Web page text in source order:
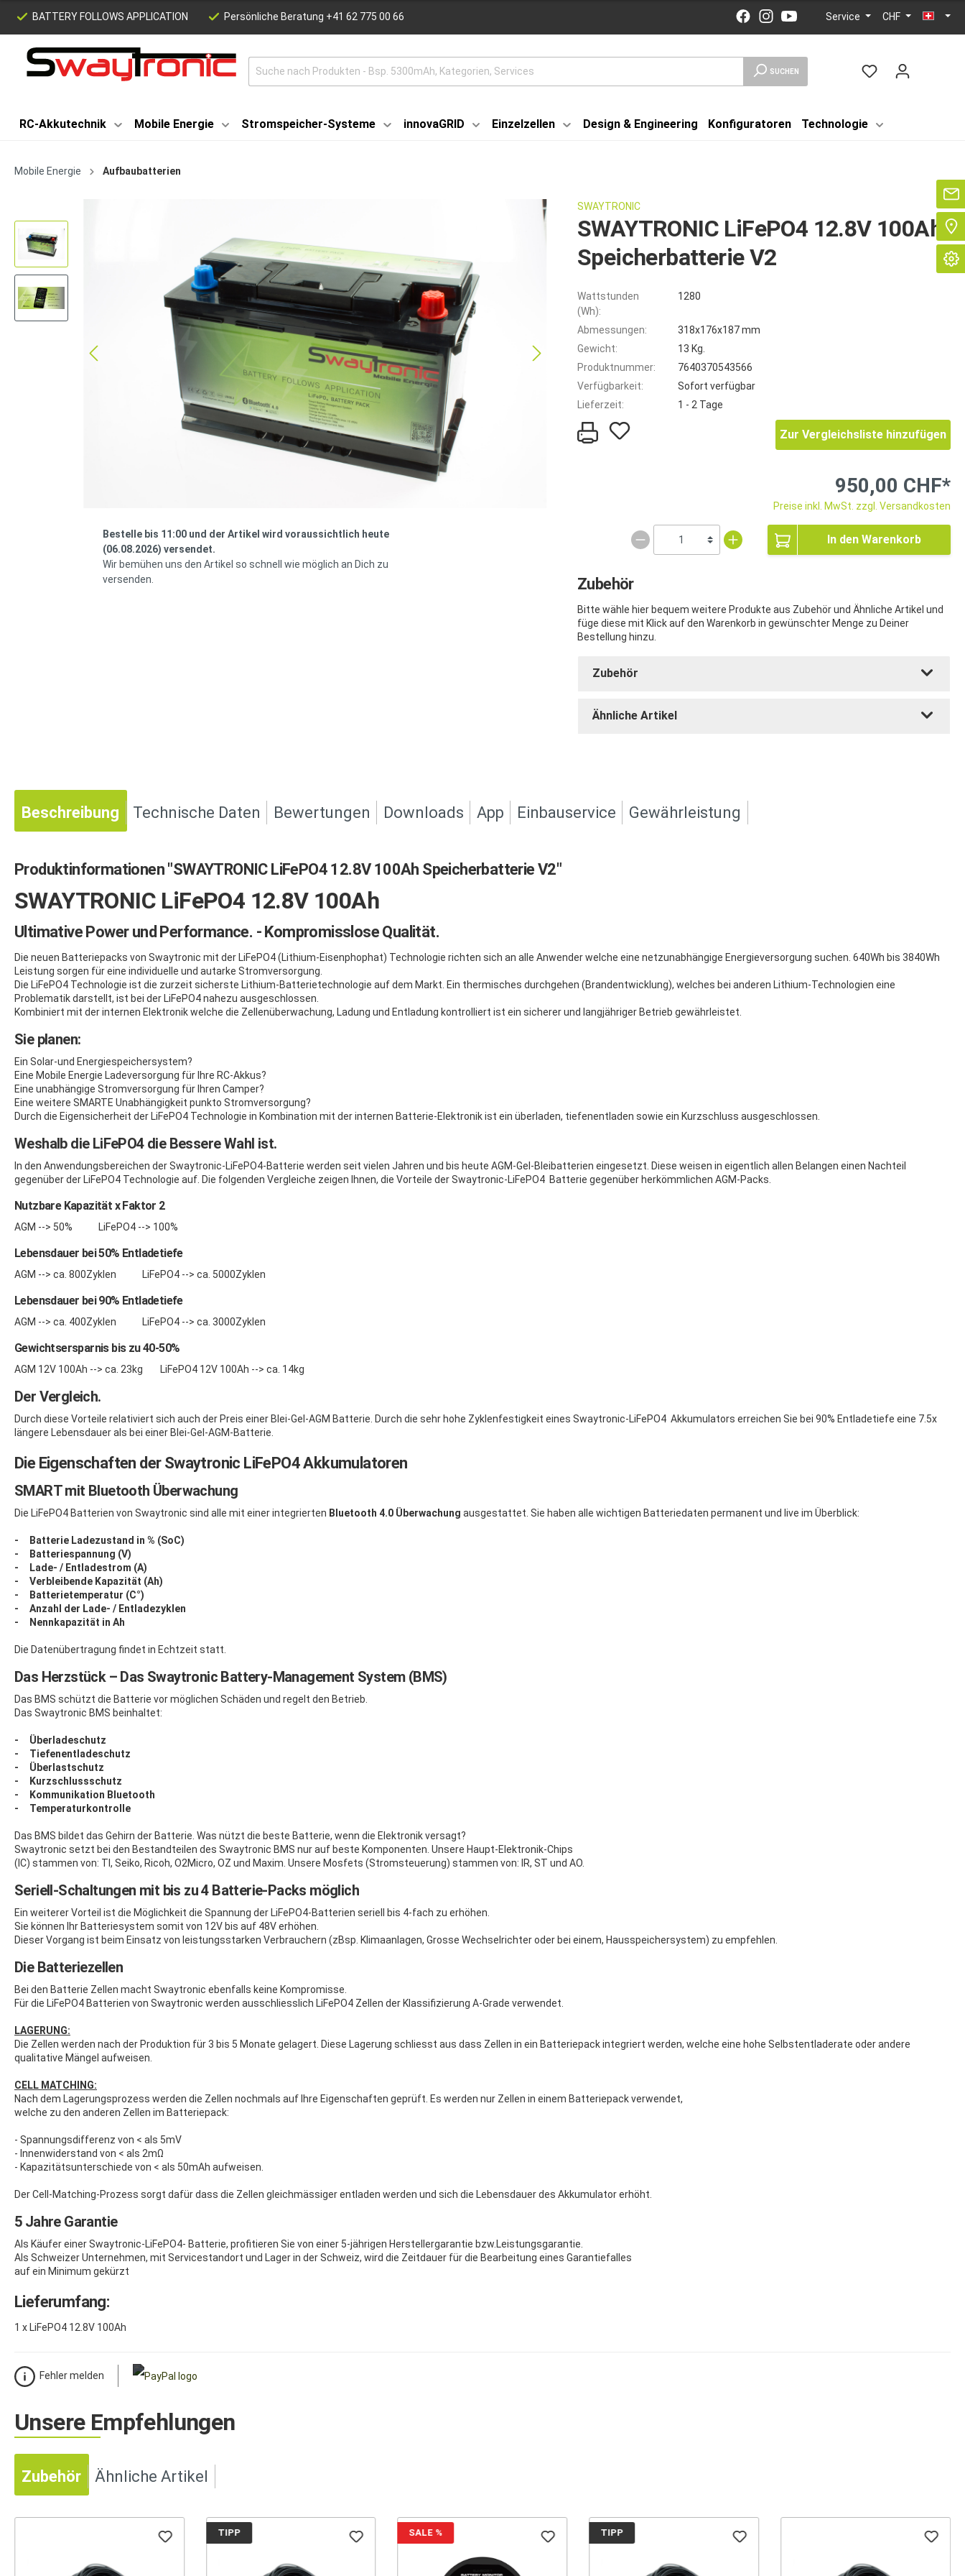
BATTERY FOLLOWS APPLICATION Persönliche Beratung +41 62 775 00 66 Service CHF
SUCHEN
RC-Akkutechnik Mobile Energie Stromspeicher-Systeme innovaGRID Einzelzellen Design & Engineering Konfiguratoren Technologie
Mobile Energie Aufbaubatterien
Bestelle bis 11:00 und der Artikel wird voraussichtlich heute
(06.08.2026) versendet.
Wir bemühen uns den Artikel so schnell wie möglich an Dich zu
versenden.
SWAYTRONIC
SWAYTRONIC LiFePO4 12.8V 100Ah
Speicherbatterie V2
Wattstunden
(Wh):
1280
Abmessungen:
318x176x187 mm
Gewicht:
13 Kg.
Produktnummer:
7640370543566
Verfügbarkeit:
Sofort verfügbar
Lieferzeit:
1 - 2 Tage
Zur Vergleichsliste hinzufügen
950,00 CHF*
Preise inkl. MwSt. zzgl. Versandkosten
In den Warenkorb
Zubehör
Bitte wähle hier bequem weitere Produkte aus Zubehör und Ähnliche Artikel und
füge diese mit Klick auf den Warenkorb in gewünschter Menge zu Deiner
Bestellung hinzu.
Zubehör
Ähnliche Artikel
Beschreibung Technische Daten Bewertungen Downloads App Einbauservice Gewährleistung
Produktinformationen "SWAYTRONIC LiFePO4 12.8V 100Ah Speicherbatterie V2"
SWAYTRONIC LiFePO4 12.8V 100Ah
Ultimative Power und Performance. - Kompromisslose Qualität.
Die neuen Batteriepacks von Swaytronic mit der LiFePO4 (Lithium-Eisenphophat) Technologie richten sich an alle Anwender welche eine netzunabhängige Energieversorgung suchen. 640Wh bis 3840Wh
Leistung sorgen für eine individuelle und autarke Stromversorgung.
Die LiFePO4 Technologie ist die zurzeit sicherste Lithium-Batterietechnologie auf dem Markt. Ein thermisches durchgehen (Brandentwicklung), welches bei anderen Lithium-Technologien eine
Problematik darstellt, ist bei der LiFePO4 nahezu ausgeschlossen.
Kombiniert mit der internen Elektronik welche die Zellenüberwachung, Ladung und Entladung kontrolliert ist ein sicherer und langjähriger Betrieb gewährleistet.
Sie planen:
Ein Solar-und Energiespeichersystem?
Eine Mobile Energie Ladeversorgung für Ihre RC-Akkus?
Eine unabhängige Stromversorgung für Ihren Camper?
Eine weitere SMARTE Unabhängigkeit punkto Stromversorgung?
Durch die Eigensicherheit der LiFePO4 Technologie in Kombination mit der internen Batterie-Elektronik ist ein überladen, tiefenentladen sowie ein Kurzschluss ausgeschlossen.
Weshalb die LiFePO4 die Bessere Wahl ist.
In den Anwendungsbereichen der Swaytronic-LiFePO4-Batterie werden seit vielen Jahren und bis heute AGM-Gel-Bleibatterien eingesetzt. Diese weisen in eigentlich allen Belangen einen Nachteil
gegenüber der LiFePO4 Technologie auf. Die folgenden Vergleiche zeigen Ihnen, die Vorteile der Swaytronic-LiFePO4 Batterie gegenüber herkömmlichen AGM-Packs.
Nutzbare Kapazität x Faktor 2
AGM --> 50% LiFePO4 --> 100%
Lebensdauer bei 50% Entladetiefe
AGM --> ca. 800Zyklen LiFePO4 --> ca. 5000Zyklen
Lebensdauer bei 90% Entladetiefe
AGM --> ca. 400Zyklen LiFePO4 --> ca. 3000Zyklen
Gewichtsersparnis bis zu 40-50%
AGM 12V 100Ah --> ca. 23kg LiFePO4 12V 100Ah --> ca. 14kg
Der Vergleich.
Durch diese Vorteile relativiert sich auch der Preis einer Blei-Gel-AGM Batterie. Durch die sehr hohe Zyklenfestigkeit eines Swaytronic-LiFePO4 Akkumulators erreichen Sie bei 90% Entladetiefe eine 7.5x
längere Lebensdauer als bei einer Blei-Gel-AGM-Batterie.
Die Eigenschaften der Swaytronic LiFePO4 Akkumulatoren
SMART mit Bluetooth Überwachung
Die LiFePO4 Batterien von Swaytronic sind alle mit einer integrierten Bluetooth 4.0 Überwachung ausgestattet. Sie haben alle wichtigen Batteriedaten permanent und live im Überblick:
- Batterie Ladezustand in % (SoC)
- Batteriespannung (V)
- Lade- / Entladestrom (A)
- Verbleibende Kapazität (Ah)
- Batterietemperatur (C°)
- Anzahl der Lade- / Entladezyklen
- Nennkapazität in Ah
Die Datenübertragung findet in Echtzeit statt.
Das Herzstück – Das Swaytronic Battery-Management System (BMS)
Das BMS schützt die Batterie vor möglichen Schäden und regelt den Betrieb.
Das Swaytronic BMS beinhaltet:
- Überladeschutz
- Tiefenentladeschutz
- Überlastschutz
- Kurzschlussschutz
- Kommunikation Bluetooth
- Temperaturkontrolle
Das BMS bildet das Gehirn der Batterie. Was nützt die beste Batterie, wenn die Elektronik versagt?
Swaytronic setzt bei den Bestandteilen des Swaytronic BMS nur auf beste Komponenten. Unsere Haupt-Elektronik-Chips
(IC) stammen von: TI, Seiko, Ricoh, O2Micro, OZ und Maxim. Unsere Mosfets (Stromsteuerung) stammen von: IR, ST und AO.
Seriell-Schaltungen mit bis zu 4 Batterie-Packs möglich
Ein weiterer Vorteil ist die Möglichkeit die Spannung der LiFePO4-Batterien seriell bis 4-fach zu erhöhen.
Sie können Ihr Batteriesystem somit von 12V bis auf 48V erhöhen.
Dieser Vorgang ist beim Einsatz von leistungsstarken Verbrauchern (zBsp. Klimaanlagen, Grosse Wechselrichter oder bei einem, Hausspeichersystem) zu empfehlen.
Die Batteriezellen
Bei den Batterie Zellen macht Swaytronic ebenfalls keine Kompromisse.
Für die LiFePO4 Batterien von Swaytronic werden ausschliesslich LiFePO4 Zellen der Klassifizierung A-Grade verwendet.
LAGERUNG:
Die Zellen werden nach der Produktion für 3 bis 5 Monate gelagert. Diese Lagerung schliesst aus dass Zellen in ein Batteriepack integriert werden, welche eine hohe Selbstentladerate oder andere
qualitative Mängel aufweisen.
CELL MATCHING:
Nach dem Lagerungsprozess werden die Zellen nochmals auf Ihre Eigenschaften geprüft. Es werden nur Zellen in einem Batteriepack verwendet,
welche zu den anderen Zellen im Batteriepack:
- Spannungsdifferenz von < als 5mV
- Innenwiderstand von < als 2mΩ
- Kapazitätsunterschiede von < als 50mAh aufweisen.
Der Cell-Matching-Prozess sorgt dafür dass die Zellen gleichmässiger entladen werden und sich die Lebensdauer des Akkumulator erhöht.
5 Jahre Garantie
Als Käufer einer Swaytronic-LiFePO4- Batterie, profitieren Sie von einer 5-jährigen Herstellergarantie bzw.Leistungsgarantie.
Als Schweizer Unternehmen, mit Servicestandort und Lager in der Schweiz, wird die Zeitdauer für die Bearbeitung eines Garantiefalles
auf ein Minimum gekürzt
Lieferumfang:
1 x LiFePO4 12.8V 100Ah
Fehler melden
Unsere Empfehlungen
Zubehör Ähnliche Artikel
TIPP SALE % TIPP